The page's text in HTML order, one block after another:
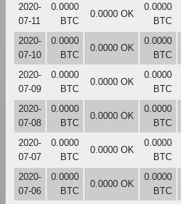
2020-
07-11
0.0000
BTC
0.0000 OK
0.0000
BTC
2020-
07-10
0.0000
BTC
0.0000 OK
0.0000
BTC
2020-
07-09
0.0000
BTC
0.0000 OK
0.0000
BTC
2020-
07-08
0.0000
BTC
0.0000 OK
0.0000
BTC
2020-
07-07
0.0000
BTC
0.0000 OK
0.0000
BTC
2020-
07-06
0.0000
BTC
0.0000 OK
0.0000
BTC